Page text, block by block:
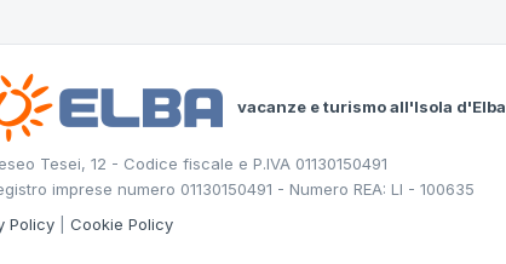
vacanze e turismo all'Isola d'Elba
Tesei, 12 - Codice fiscale e P.IVA 01130150491
imprese numero 01130150491 - Numero REA: LI - 100635
Policy| Cookie Policy